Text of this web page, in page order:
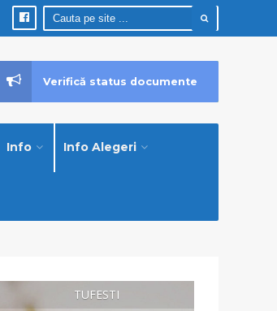
Info Info Alegeri
Verifică status documente
TUFESTI